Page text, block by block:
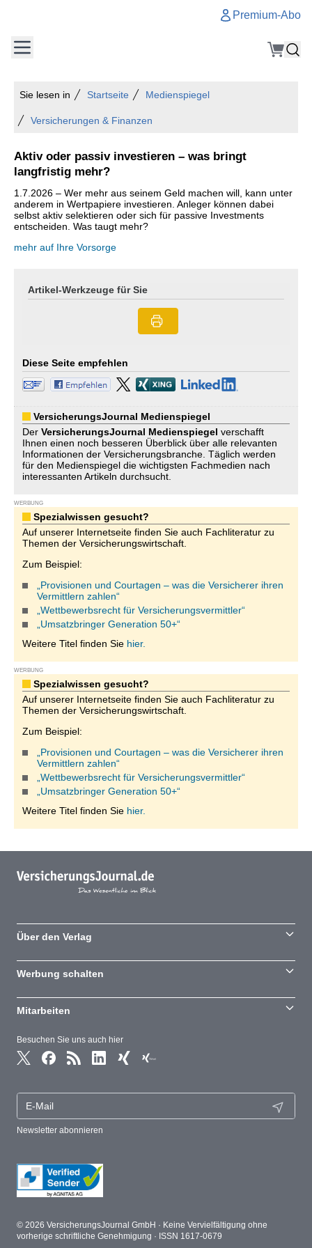
Premium-Abo
Sie lesen in Startseite Medienspiegel
Versicherungen & Finanzen
Aktiv oder passiv investieren – was bringt
langfristig mehr?
1.7.2026 – Wer mehr aus seinem Geld machen will, kann unter
anderem in Wertpapiere investieren. Anleger können dabei
selbst aktiv selektieren oder sich für passive Investments
entscheiden. Was taugt mehr?
mehr auf Ihre Vorsorge
Artikel-Werkzeuge für Sie
Diese Seite empfehlen
VersicherungsJournal Medienspiegel
Der VersicherungsJournal Medienspiegel verschafft
Ihnen einen noch besseren Überblick über alle relevanten
Informationen der Versicherungsbranche. Täglich werden
für den Medienspiegel die wichtigsten Fachmedien nach
interessanten Artikeln durchsucht.
WERBUNG
Spezialwissen gesucht?
Auf unserer Internetseite finden Sie auch Fachliteratur zu
Themen der Versicherungswirtschaft.
Zum Beispiel:
„Provisionen und Courtagen – was die Versicherer ihren
Vermittlern zahlen“
„Wettbewerbsrecht für Versicherungsvermittler“
„Umsatzbringer Generation 50+“
Weitere Titel finden Sie hier.
WERBUNG
Spezialwissen gesucht?
Auf unserer Internetseite finden Sie auch Fachliteratur zu
Themen der Versicherungswirtschaft.
Zum Beispiel:
„Provisionen und Courtagen – was die Versicherer ihren
Vermittlern zahlen“
„Wettbewerbsrecht für Versicherungsvermittler“
„Umsatzbringer Generation 50+“
Weitere Titel finden Sie hier.
Besuchen Sie uns auch hier
Newsletter abonnieren
Über den Verlag
Werbung schalten
Mitarbeiten
© 2026 VersicherungsJournal GmbH · Keine Vervielfältigung ohne
vorherige schriftliche Genehmigung · ISSN 1617-0679